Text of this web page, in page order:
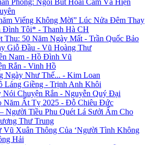
Viếng Không Mời” Lúc Nửa Đêm Thay
Đình Tôi* - Thanh Hà CH
Thu: 50 Năm Ngày Mất - Trần Quốc Bảo
Giỗ Đầu - Vũ Hoàng Thư
Nam - Hồ Đình Vũ
Rắn - Vinh Hồ
Ngày Như Thế... - Kim Loan
Láng Giềng - Trịnh Anh Khôi
Chuyện Rắn - Nguyễn Quý Đại
Năm Ất Tỵ 2025 - Đỗ Chiêu Đức
Người Tiều Phu Quét Lá Sưởi Ấm Cho
Thư Trung
Xuân Thông Của ‘Người Tình Không
Hải